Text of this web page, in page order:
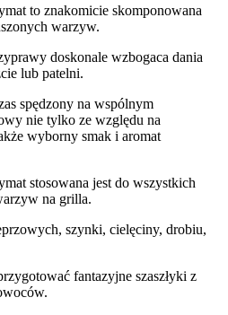
to znakomicie skomponowana
warzyw.
doskonale wzbogaca dania
lub patelni.
spędzony na wspólnym
nie tylko ze względu na
wyborny smak i aromat
stosowana jest do wszystkich
na grilla.
szynki, cielęciny, drobiu,
fantazyjne szaszłyki z